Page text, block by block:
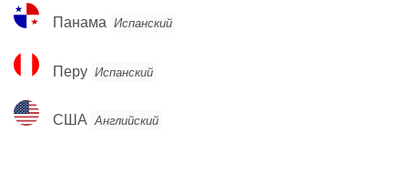
Панама
Панама Испанский
Перу
Перу Испанский
США
США Английский